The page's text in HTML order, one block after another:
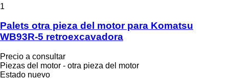
1
Palets otra pieza del motor para Komatsu
WB93R-5 retroexcavadora
Precio a consultar
Piezas del motor - otra pieza del motor
Estado nuevo